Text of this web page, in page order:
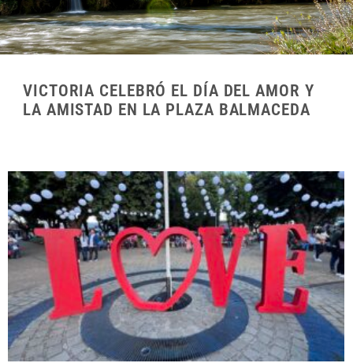
VICTORIA CELEBRÓ EL DÍA DEL AMOR Y
LA AMISTAD EN LA PLAZA BALMACEDA